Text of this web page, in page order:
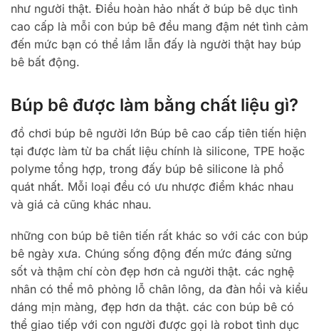
như người thật. Điều hoàn hảo nhất ở búp bê dục tình
cao cấp là mỗi con búp bê đều mang đậm nét tình cảm
đến mức bạn có thể lầm lẫn đấy là người thật hay búp
bê bất động.
Búp bê được làm bằng chất liệu gì?
đồ chơi búp bê người lớn Búp bê cao cấp tiên tiến hiện
tại được làm từ ba chất liệu chính là silicone, TPE hoặc
polyme tổng hợp, trong đấy búp bê silicone là phổ
quát nhất. Mỗi loại đều có ưu nhược điểm khác nhau
và giá cả cũng khác nhau.
những con búp bê tiên tiến rất khác so với các con búp
bê ngày xưa. Chúng sống động đến mức đáng sửng
sốt và thậm chí còn đẹp hơn cả người thật. các nghệ
nhân có thể mô phỏng lỗ chân lông, da đàn hồi và kiểu
dáng mịn màng, đẹp hơn da thật. các con búp bê có
thể giao tiếp với con người được gọi là robot tình dục